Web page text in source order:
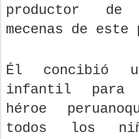
productor de
mecenas de este
Él concibió
infantil para
héroe
todos los